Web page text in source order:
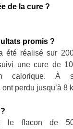
de la cure ?
promis ?
été réalisé sur
une cure de
calorique. À
perdu jusqu’à 8
le flacon de